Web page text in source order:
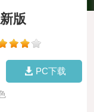
版
PC下载